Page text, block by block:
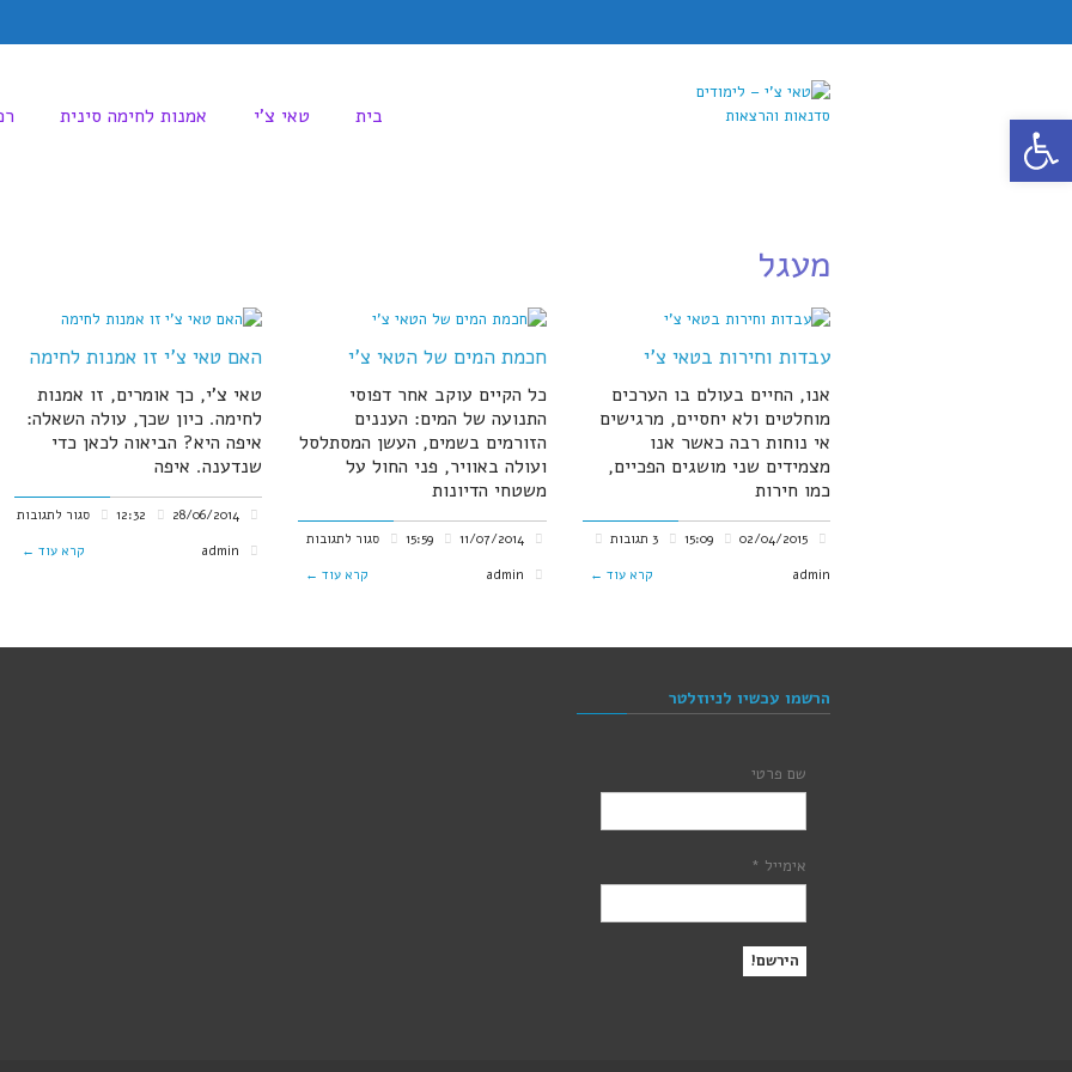
בית טאי צ'י אמנות לחימה סינית
מעגל
עבדות וחירות בטאי צ'י
אנו, החיים בעולם בו הערכים
מוחלטים ולא יחסיים, מרגישים
אי נוחות רבה כאשר אנו
מצמידים שני מושגים הפכיים,
כמו חירות
3 תגובות
admin
קרא עוד ←
חכמת המים של הטאי צ'י
כל הקיים עוקב אחר דפוסי
התנועה של המים: העננים
הזורמים בשמים, העשן המסתלסל
ועולה באוויר, פני החול על
משטחי הדיונות
11/07/2014
15:59 סגור לתגובותעל
של
admin קרא עוד ←
האם טאי צ'י זו אמנות לחימה
טאי צ'י, כך אומרים, זו אמנות
לחימה. כיון שכך, עולה השאלה:
איפה היא? הביאוה לכאן כדי
שנדענה. איפה
סגור לתגובותעל
admin קרא עוד ←
הרשמו עכשיו לניוזלטר
שם פרטי
אימייל *
פתח סרגל נגישות